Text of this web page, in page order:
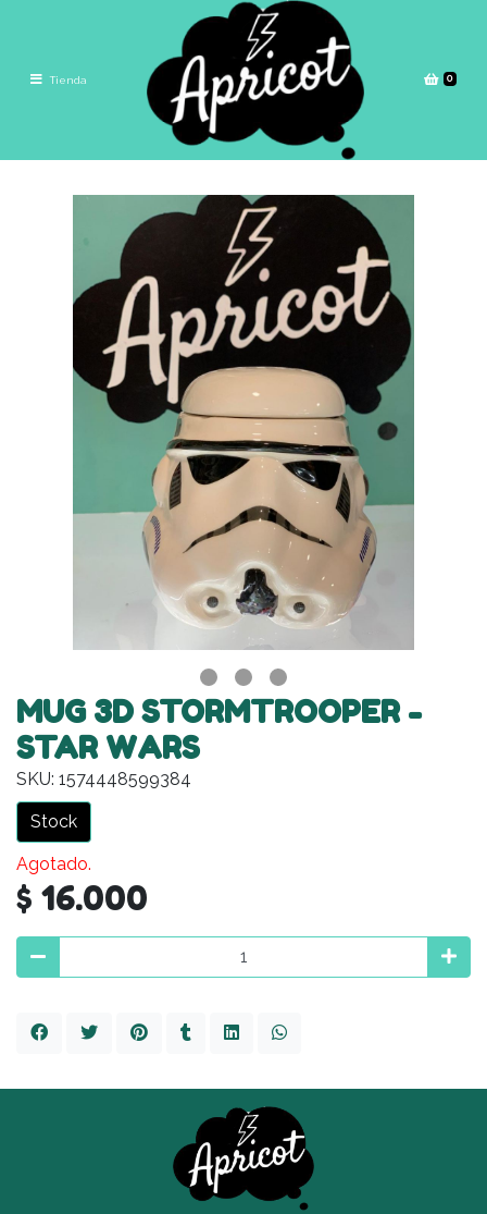
Tienda 0
MUG 3D STORMTROOPER -
STAR WARS
SKU: 1574448599384
Stock
Agotado.
$ 16.000